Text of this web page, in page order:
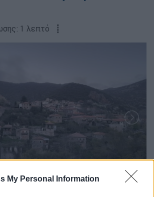
My Personal Information
1 λεπτό ┋